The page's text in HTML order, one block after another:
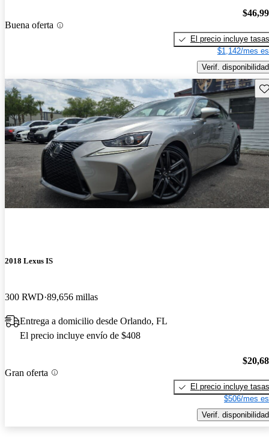
Buena oferta
El precio incluye tasas
$1,142/mes
Verif. disponibilidad
2018 Lexus IS
300 RWD 89,656 millas
Entrega a domicilio desde Orlando, FL
El precio incluye envío de $408
Gran oferta
El precio incluye tasas
$506/mes
Verif. disponibilidad